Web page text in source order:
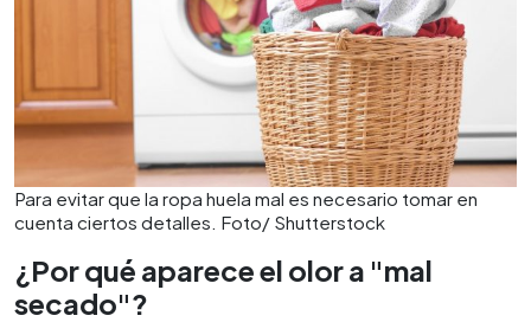
Para evitar que la ropa huela mal es necesario tomar en
cuenta ciertos detalles. Foto/ Shutterstock
¿Por qué aparece el olor a "mal
secado"?